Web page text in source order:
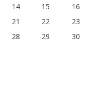
14 15
16
21 22
23
28 29
30